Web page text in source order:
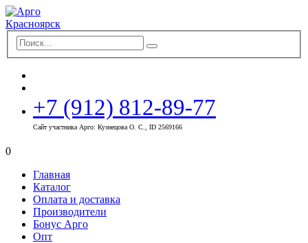
+7 (912) 812-89-77
Сайт участника Арго: Кузнецова О. С., ID 2569166
0
Главная
Каталог
Оплата и доставка
Производители
Бонус Арго
Опт